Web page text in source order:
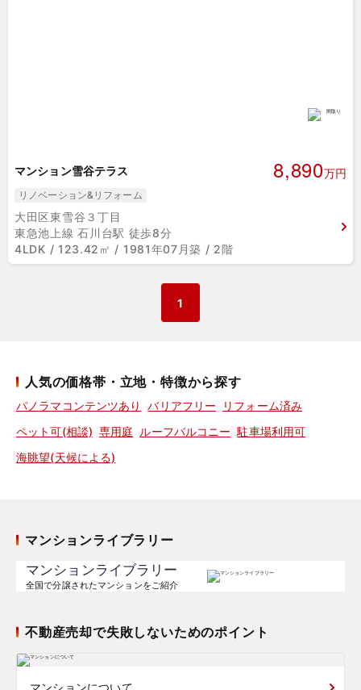
マンション雪谷テラス 8,890万円
リノベーション&リフォーム
大田区東雪谷３丁目
東急池上線 石川台駅 徒歩8分
4LDK / 123.42㎡ / 1981年07月築 / 2階
1
人気の価格帯・立地・特徴から探す
パノラマコンテンツあり バリアフリー
リフォーム済み
ペット可(相談) 専用庭 ルーフバルコニー 駐車場利用可
海眺望(天候による)
マンションライブラリー
マンションライブラリー
全国で分譲されたマンションをご紹介
不動産売却で失敗しないためのポイント
マンションについて